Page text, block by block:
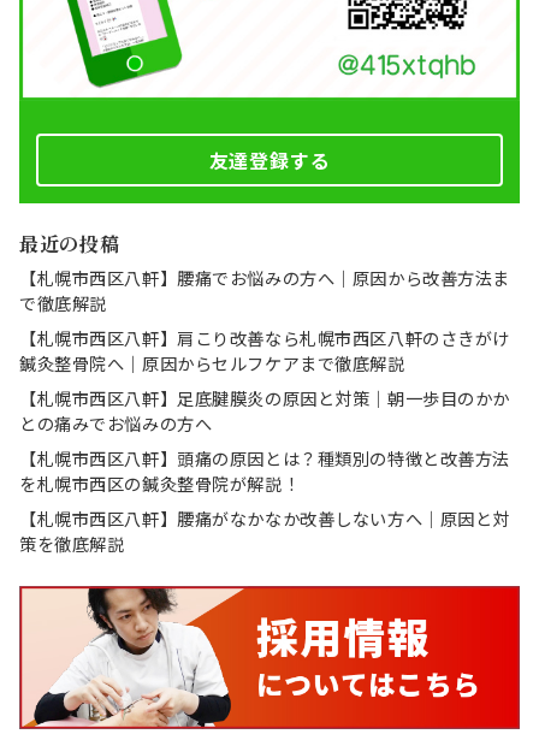
友達登録する
最近の投稿
【札幌市西区八軒】腰痛でお悩みの方へ｜原因から改善方法ま
で徹底解説
【札幌市西区八軒】肩こり改善なら札幌市西区八軒のさきがけ
鍼灸整骨院へ｜原因からセルフケアまで徹底解説
【札幌市西区八軒】足底腱膜炎の原因と対策｜朝一歩目のかか
との痛みでお悩みの方へ
【札幌市西区八軒】頭痛の原因とは？種類別の特徴と改善方法
を札幌市西区の鍼灸整骨院が解説！
【札幌市西区八軒】腰痛がなかなか改善しない方へ｜原因と対
策を徹底解説